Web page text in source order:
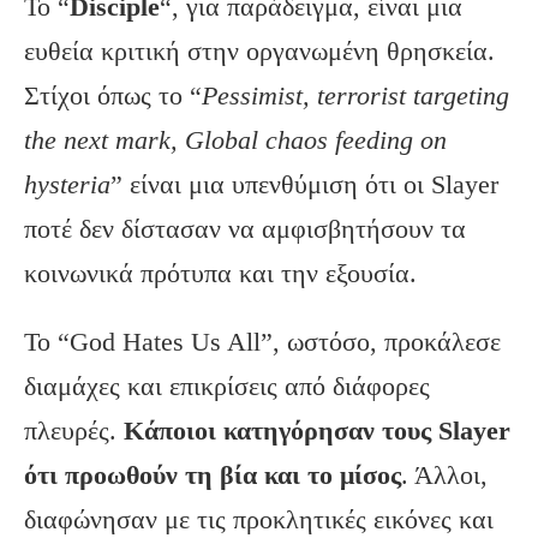
Το “Disciple“, για παράδειγμα, είναι μια
ευθεία κριτική στην οργανωμένη θρησκεία.
Στίχοι όπως το “Pessimist, terrorist targeting
the next mark, Global chaos feeding on
hysteria” είναι μια υπενθύμιση ότι οι Slayer
ποτέ δεν δίστασαν να αμφισβητήσουν τα
κοινωνικά πρότυπα και την εξουσία.
Το “God Hates Us All”, ωστόσο, προκάλεσε
διαμάχες και επικρίσεις από διάφορες
πλευρές. Κάποιοι κατηγόρησαν τους Slayer
ότι προωθούν τη βία και το μίσος. Άλλοι,
διαφώνησαν με τις προκλητικές εικόνες και